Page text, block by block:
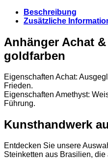
Beschreibung
Zusätzliche
Anhänger Achat
goldfarben
Eigenschaften Achat:
Frieden.
Eigenschaften Amethyst:
Führung.
Kunsthandwerk
Entdecken Sie unsere
Steinketten aus Brasilien,